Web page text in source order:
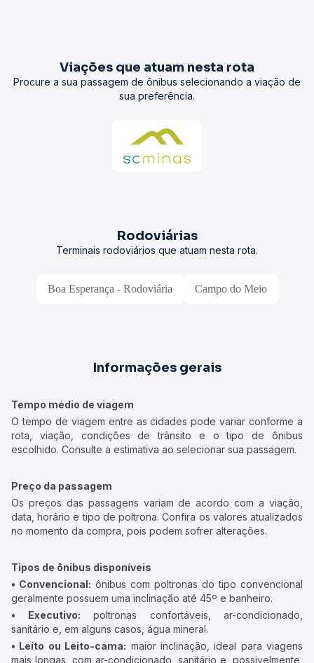
Viações que atuam nesta rota
Procure a sua passagem de ônibus selecionando a viação de
sua preferência.
Rodoviárias
Terminais rodoviários que atuam nesta rota.
Boa Esperança - Rodoviária Campo do Meio
Informações gerais
Tempo médio de viagem
O tempo de viagem entre as cidades pode variar conforme a
rota, viação, condições de trânsito e o tipo de ônibus
escolhido. Consulte a estimativa ao selecionar sua passagem.
Preço da passagem
Os preços das passagens variam de acordo com a viação,
data, horário e tipo de poltrona. Confira os valores atualizados
no momento da compra, pois podem sofrer alterações.
Tipos de ônibus disponíveis
• Convencional: ônibus com poltronas do tipo convencional
geralmente possuem uma inclinação até 45º e banheiro.
• Executivo: poltronas confortáveis, ar-condicionado,
sanitário e, em alguns casos, água mineral.
• Leito ou Leito-cama: maior inclinação, ideal para viagens
mais longas, com ar-condicionado, sanitário e, possivelmente,